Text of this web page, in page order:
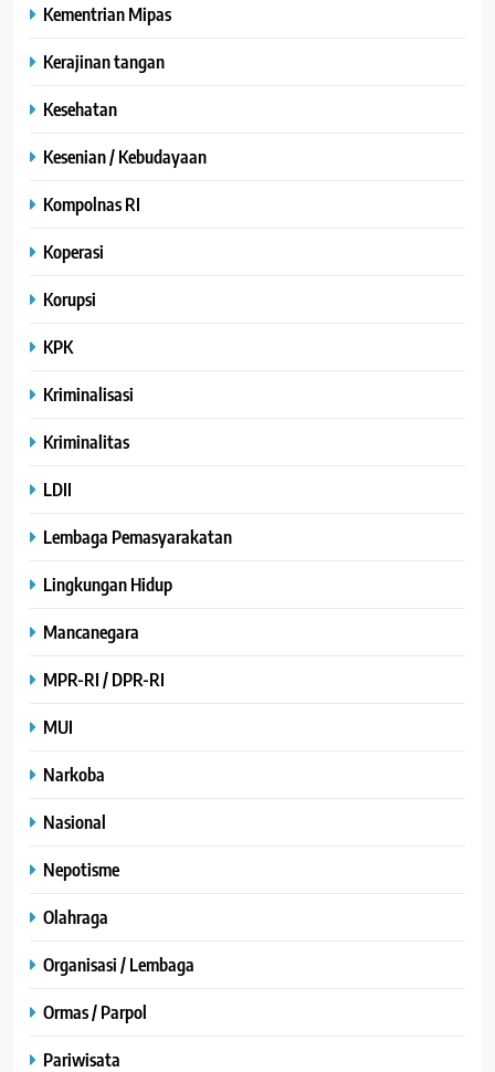
Kementrian Mipas
Kerajinan tangan
Kesehatan
Kesenian / Kebudayaan
Kompolnas RI
Koperasi
Korupsi
KPK
Kriminalisasi
Kriminalitas
LDII
Lembaga Pemasyarakatan
Lingkungan Hidup
Mancanegara
MPR-RI / DPR-RI
MUI
Narkoba
Nasional
Nepotisme
Olahraga
Organisasi / Lembaga
Ormas / Parpol
Pariwisata